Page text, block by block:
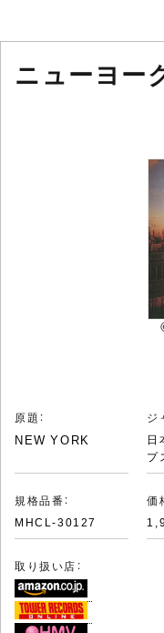
ニューヨ
原題：
NEW YORK
ジ
日
プ
規格品番：
MHCL-30127
価
取り扱い店：